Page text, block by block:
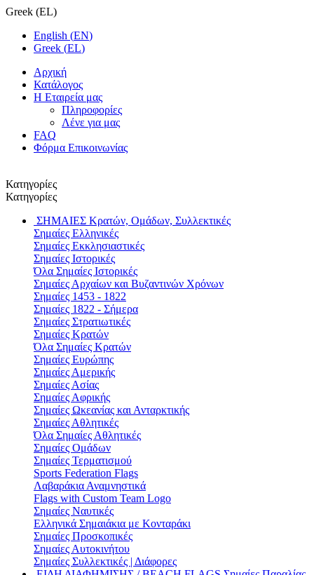
Greek (EL)
English (EN)
Greek (EL)
Αρχική
Κατάλογος
Η Εταιρεία μας
Πληροφορίες
Λένε για μας
FAQ
Φόρμα Επικοινωνίας
Κατηγορίες
Κατηγορίες
ΣΗΜΑΙΕΣ Κρατών, Ομάδων, Συλλεκτικές
Σημαίες Ελληνικές
Σημαίες Εκκλησιαστικές
Σημαίες Ιστορικές
Όλα Σημαίες Ιστορικές
Σημαίες Αρχαίων και Βυζαντινών Χρόνων
Σημαίες 1453 - 1822
Σημαίες 1822 - Σήμερα
Σημαίες Στρατιωτικές
Σημαίες Κρατών
Όλα Σημαίες Κρατών
Σημαίες Ευρώπης
Σημαίες Αμερικής
Σημαίες Ασίας
Σημαίες Αφρικής
Σημαίες Ωκεανίας και Ανταρκτικής
Σημαίες Αθλητικές
Όλα Σημαίες Αθλητικές
Σημαίες Ομάδων
Σημαίες Τερματισμού
Sports Federation Flags
Λαβαράκια Αναμνηστικά
Flags with Custom Team Logo
Σημαίες Ναυτικές
Ελληνικά Σημαιάκια με Κονταράκι
Σημαίες Προσκοπικές
Σημαίες Αυτοκινήτου
Σημαίες Συλλεκτικές | Διάφορες